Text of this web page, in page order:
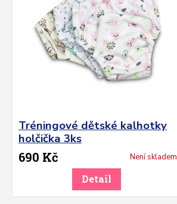
Tréningové dětské kalhotky
holčička 3ks
690 Kč
Není skladem
Detail